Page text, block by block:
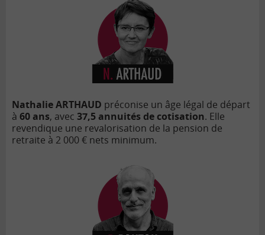
Nathalie ARTHAUD préconise un âge légal de départ
à 60 ans, avec 37,5 annuités de cotisation. Elle
revendique une revalorisation de la pension de
retraite à 2 000 € nets minimum.